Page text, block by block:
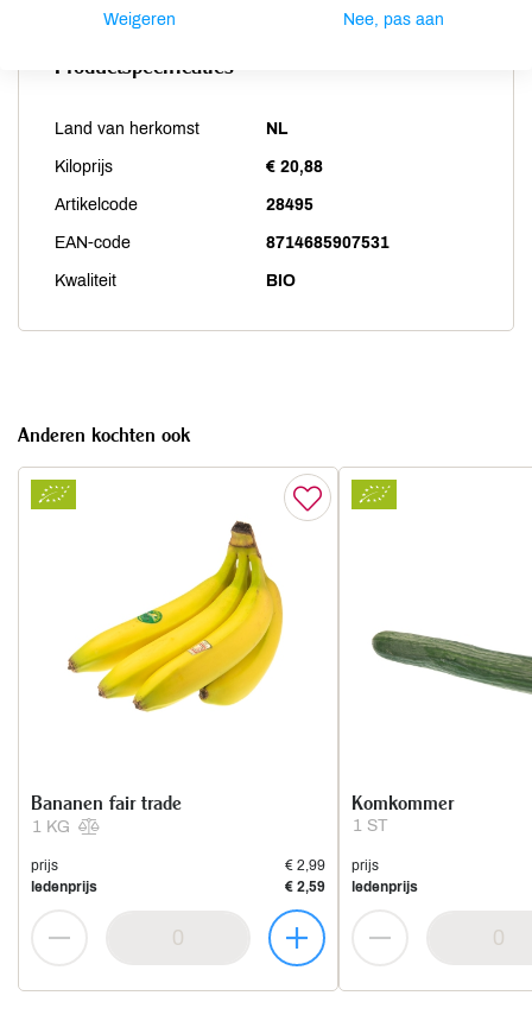
Productspecificaties
Land van herkomst NL
Kiloprijs € 20,88
Artikelcode 28495
EAN-code 8714685907531
Kwaliteit BIO
Anderen kochten ook
1 KG
Bananen fair trade
prijs
€ 2,99
ledenprijs
€ 2,59
1 ST
Komkommer
prijs
ledenprijs
Weigeren Nee, pas aan